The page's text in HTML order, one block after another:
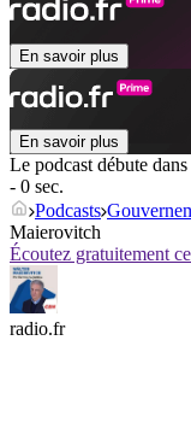
En savoir plus
En savoir plus
Le podcast débute dans
- 0 sec.
Podcasts
Maierovitch
Écoutez gratuitement
radio.fr